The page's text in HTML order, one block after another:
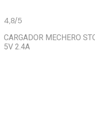
4,8/5
CARGADOR MECHERO
5V 2.4A